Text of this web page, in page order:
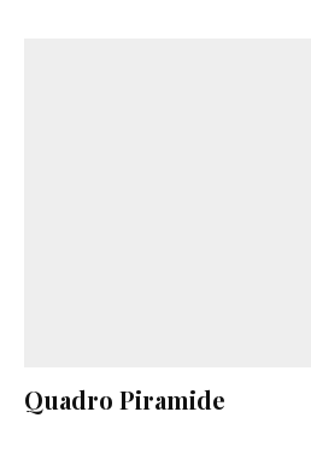
Quadro Piramide